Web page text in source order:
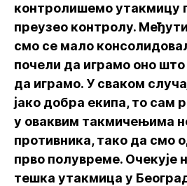
контролишемо утакмицу
преузео контролу.
смо се мало
почели да играмо оно
да играмо. У сваком
јако добра екипа, то сам
у оваквим такмичењима
противника, тако да смо
прво полувреме. Очекује
тешка утакмица у